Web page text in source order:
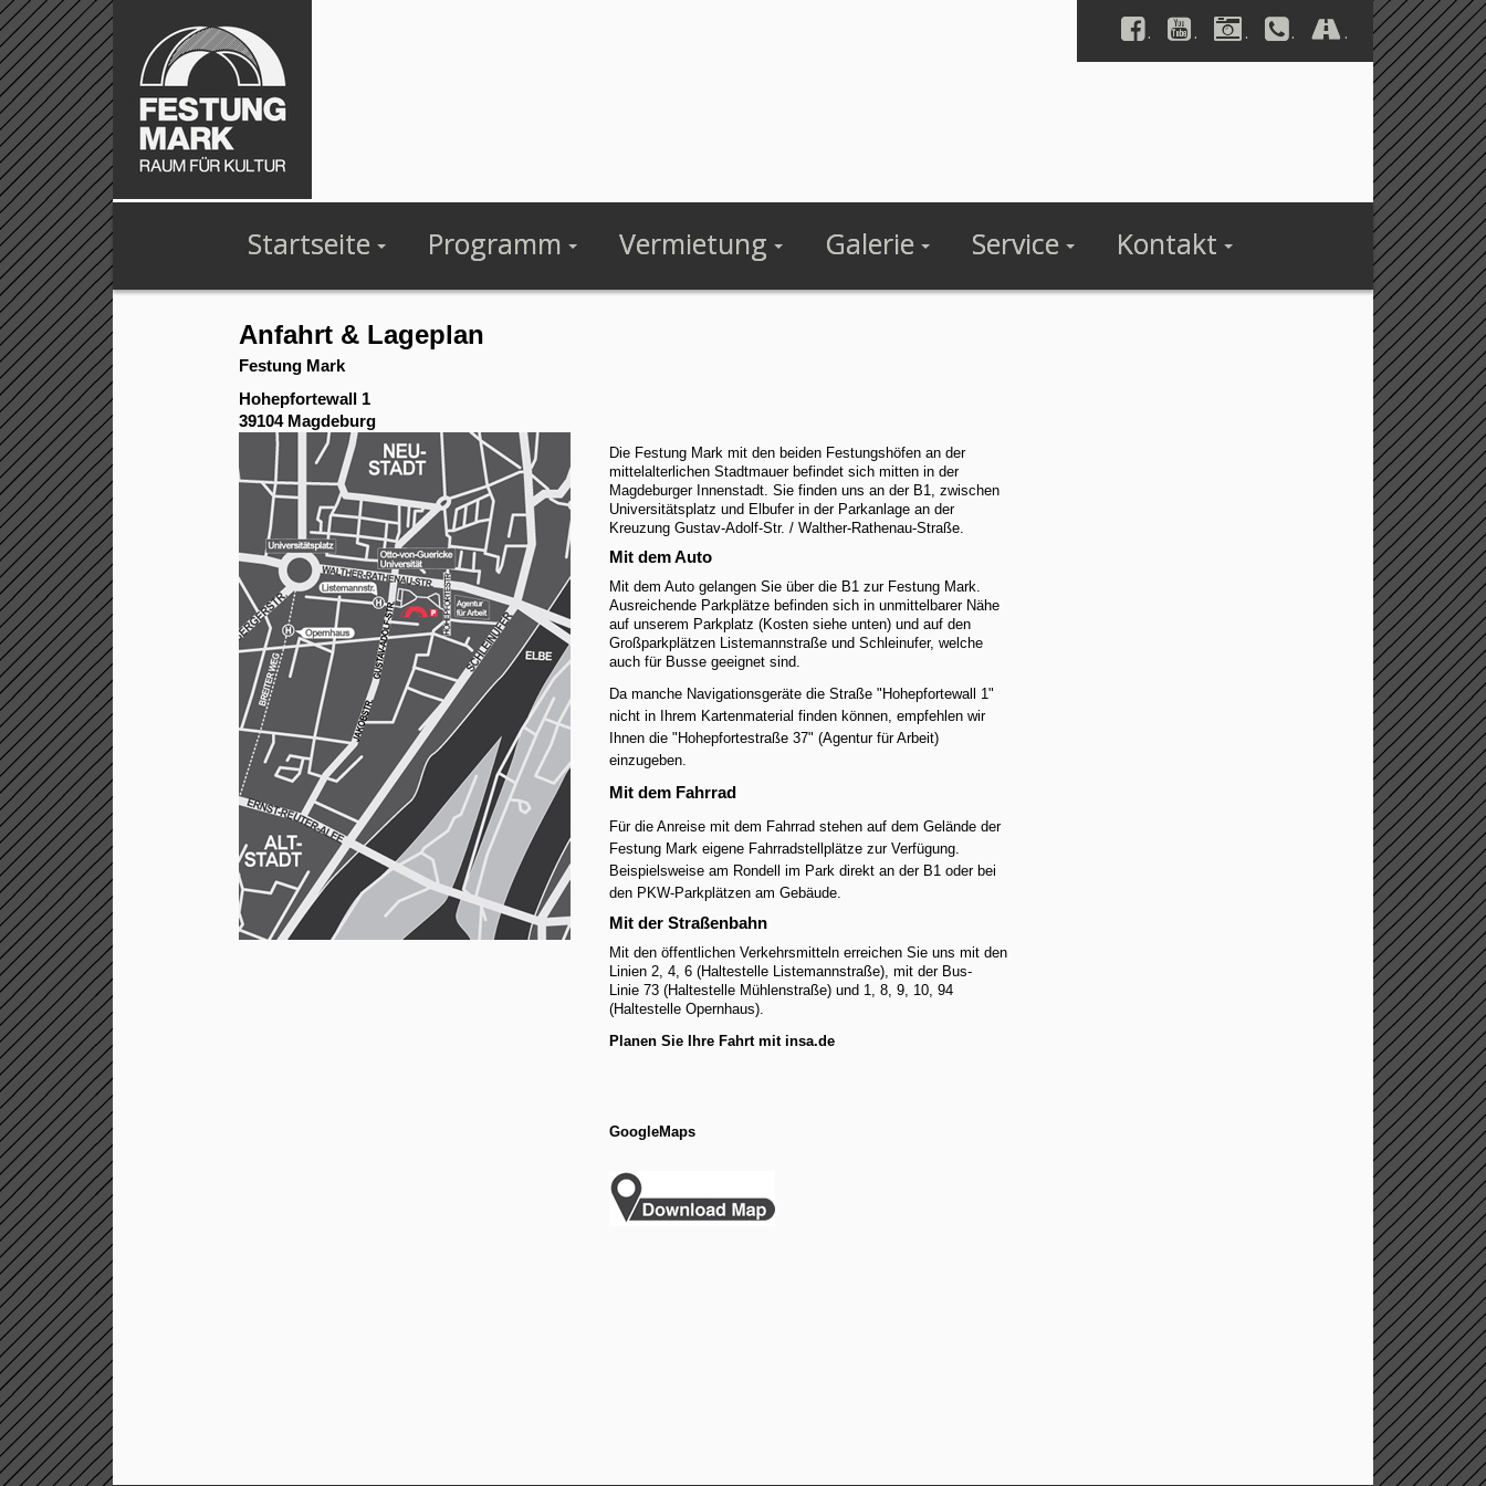
. . . . .
Startseite Programm Vermietung Galerie Service Kontakt
Anfahrt & Lageplan
Festung Mark
Hohepfortewall 1
39104 Magdeburg
Die Festung Mark mit den beiden Festungshöfen an der
mittelalterlichen Stadtmauer befindet sich mitten in der
Magdeburger Innenstadt. Sie finden uns an der B1, zwischen
Universitätsplatz und Elbufer in der Parkanlage an der
Kreuzung Gustav-Adolf-Str. / Walther-Rathenau-Straße.
Mit dem Auto
Mit dem Auto gelangen Sie über die B1 zur Festung Mark.
Ausreichende Parkplätze befinden sich in unmittelbarer Nähe
auf unserem Parkplatz (Kosten siehe unten) und auf den
Großparkplätzen Listemannstraße und Schleinufer, welche
auch für Busse geeignet sind.
Da manche Navigationsgeräte die Straße "Hohepfortewall 1"
nicht in Ihrem Kartenmaterial finden können, empfehlen wir
Ihnen die "Hohepfortestraße 37" (Agentur für Arbeit)
einzugeben.
Mit dem Fahrrad
Für die Anreise mit dem Fahrrad stehen auf dem Gelände der
Festung Mark eigene Fahrradstellplätze zur Verfügung.
Beispielsweise am Rondell im Park direkt an der B1 oder bei
den PKW-Parkplätzen am Gebäude.
Mit der Straßenbahn
Mit den öffentlichen Verkehrsmitteln erreichen Sie uns mit den
Linien 2, 4, 6 (Haltestelle Listemannstraße), mit der Bus-
Linie 73 (Haltestelle Mühlenstraße) und 1, 8, 9, 10, 94
(Haltestelle Opernhaus).
Planen Sie Ihre Fahrt mit insa.de
GoogleMaps